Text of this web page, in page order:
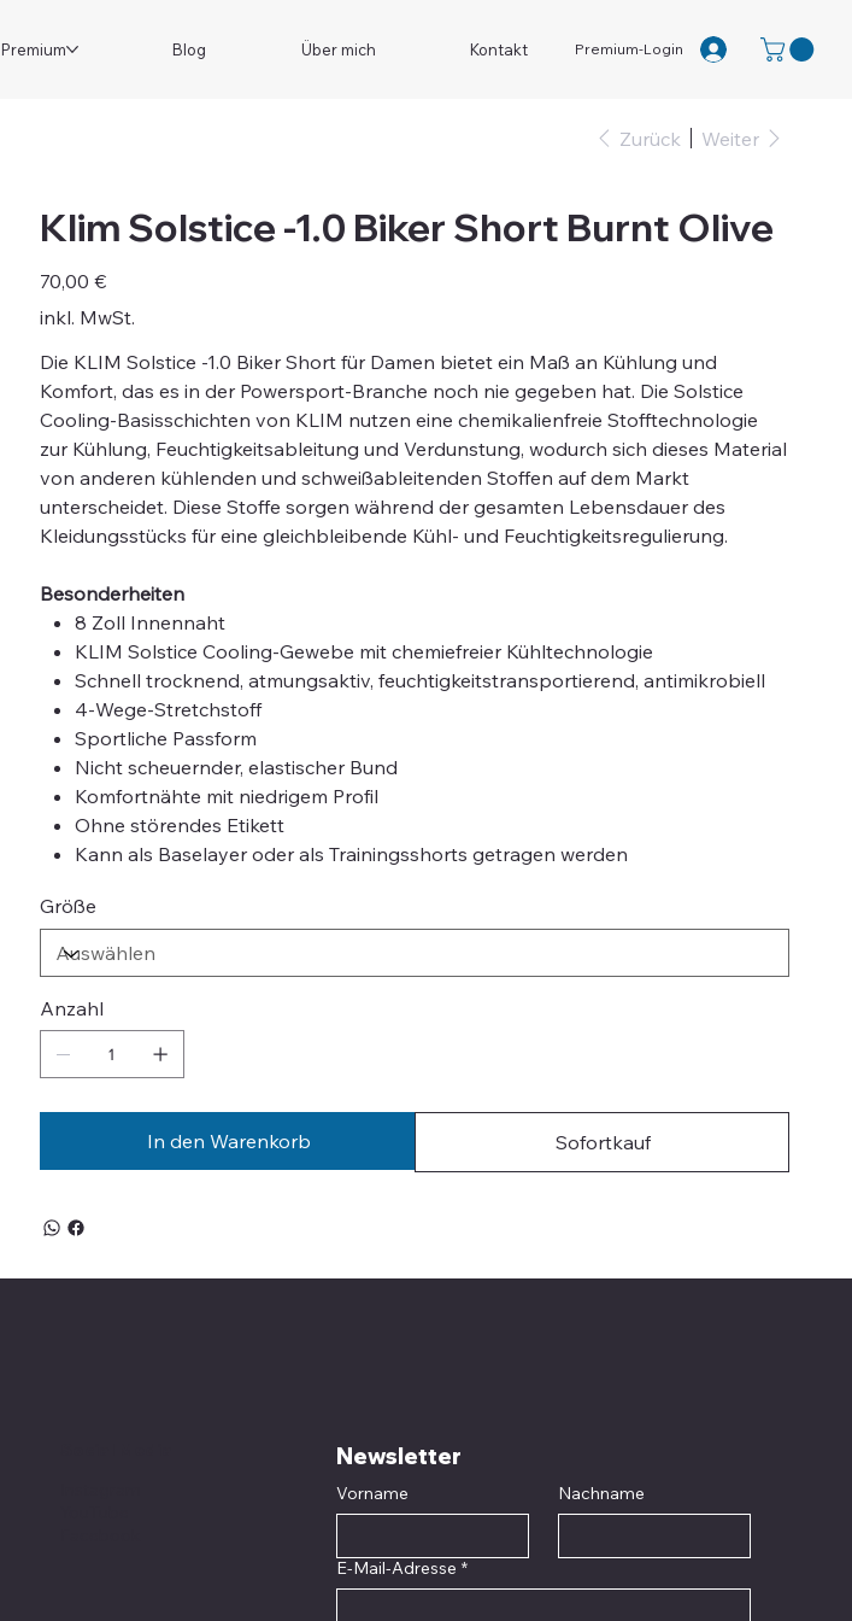
Premium-Login
Premium Blog Über mich Kontakt
Zurück Weiter
Klim Solstice -1.0 Biker Short Burnt Olive
Preis
70,00 €
inkl. MwSt.
Die KLIM Solstice -1.0 Biker Short für Damen bietet ein Maß an Kühlung und
Komfort, das es in der Powersport-Branche noch nie gegeben hat. Die Solstice
Cooling-Basisschichten von KLIM nutzen eine chemikalienfreie Stofftechnologie
zur Kühlung, Feuchtigkeitsableitung und Verdunstung, wodurch sich dieses Material
von anderen kühlenden und schweißableitenden Stoffen auf dem Markt
unterscheidet. Diese Stoffe sorgen während der gesamten Lebensdauer des
Kleidungsstücks für eine gleichbleibende Kühl- und Feuchtigkeitsregulierung.
Besonderheiten
8 Zoll Innennaht
KLIM Solstice Cooling-Gewebe mit chemiefreier Kühltechnologie
Schnell trocknend, atmungsaktiv, feuchtigkeitstransportierend, antimikrobiell
4-Wege-Stretchstoff
Sportliche Passform
Nicht scheuernder, elastischer Bund
Komfortnähte mit niedrigem Profil
Ohne störendes Etikett
Kann als Baselayer oder als Trainingsshorts getragen werden
Größe
Anzahl
In den Warenkorb Sofortkauf
Newsletter
Vorname Nachname
E-Mail-Adresse *